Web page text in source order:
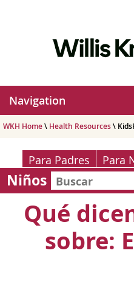
Navigation
WKH Home\ Health Resources\
Para Padres Para
Niños
Qué
sobre: